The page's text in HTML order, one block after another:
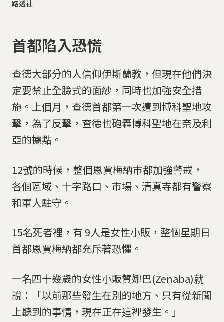
路透社
首都陷入恐慌
查德大部分的人信仰伊斯蘭教，但現在他們決
定要禁止全臉式的面紗，同時也加強安全措
施。上個月，查德首都第一次遭到博科聖地攻
擊，為了反擊，查德也砲轟博科聖地在奈及利
亞的據點。
12號的時候，整個恩賈梅納市都加強警戒，
各個區域、十字路口、市場、清真寺都有警察
和軍人駐守。
15名死者裡，有 9人是女性小販，整個星期日
首都恩賈梅納都充斥著恐懼。
一名四十幾歲的女性小販贊娜巴(Zenaba)就
說：「以前那些發生在別的地方、只有從新聞
上聽到的事情，現在正在這裡發生。」